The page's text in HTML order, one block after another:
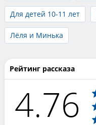
Для детей 10-11 лет
Лёля и Минька
Рейтинг рассказа
4.76